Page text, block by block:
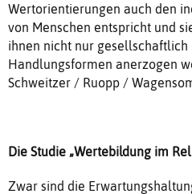
Wertorientierungen auch den
von Menschen entspricht und
ihnen nicht nur gesellschaftlich
Handlungsformen anerzogen
Schweitzer / Ruopp /
Die Studie „Wertebildung im
Zwar sind die